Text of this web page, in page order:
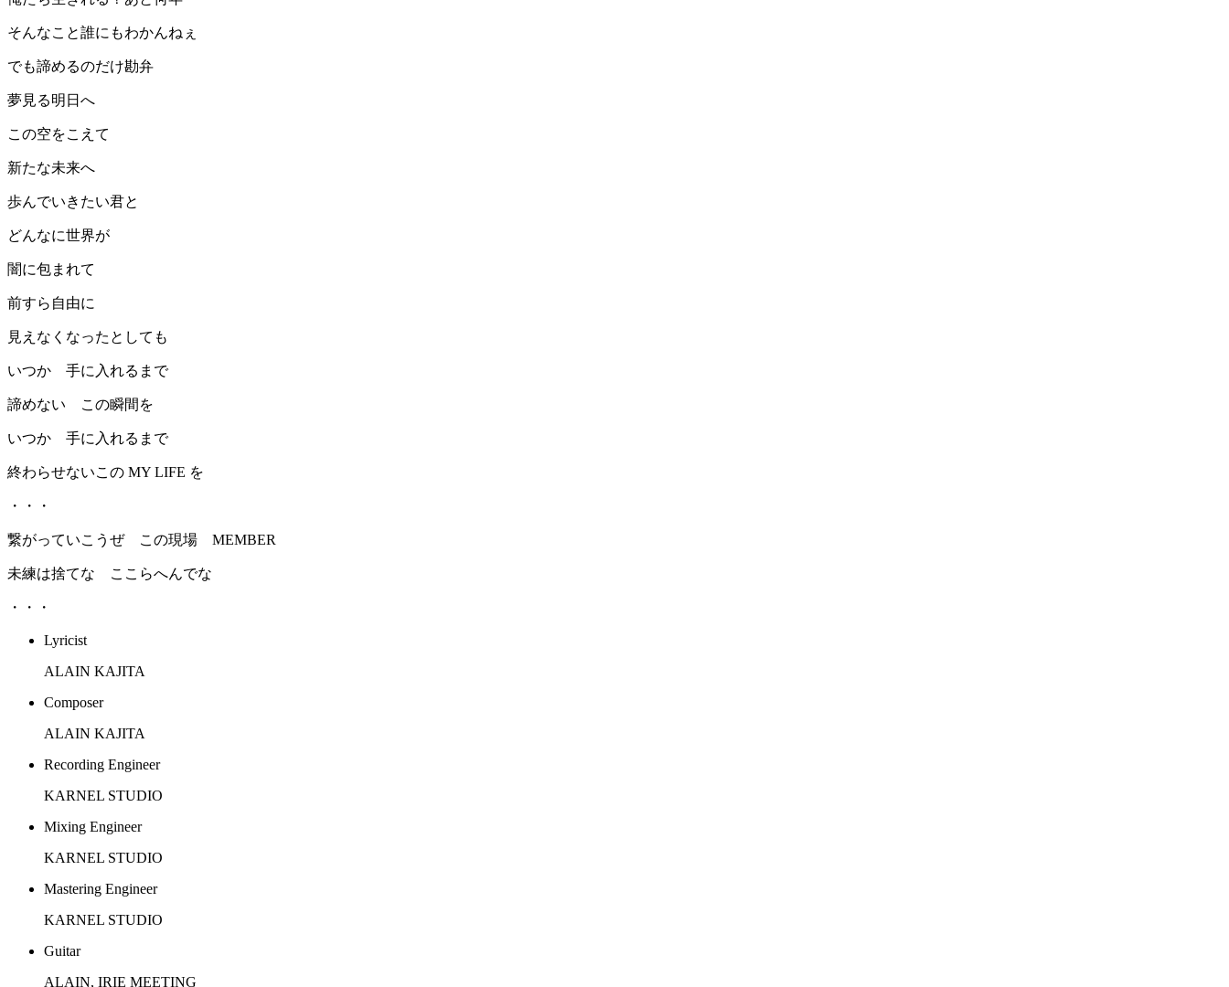
そんなこと誰にもわかんねぇ
でも諦めるのだけ勘弁
夢見る明日へ
この空をこえて
新たな未来へ
歩んでいきたい君と
どんなに世界が
闇に包まれて
前すら自由に
見えなくなったとしても
いつか 手に入れるまで
諦めない この瞬間を
いつか 手に入れるまで
終わらせないこの MY LIFE を
・・・
繋がっていこうぜ この現場 MEMBER
未練は捨てな ここらへんでな
・・・
Lyricist
ALAIN KAJITA
Composer
ALAIN KAJITA
Recording Engineer
KARNEL STUDIO
Mixing Engineer
KARNEL STUDIO
Mastering Engineer
KARNEL STUDIO
Guitar
ALAIN, IRIE MEETING